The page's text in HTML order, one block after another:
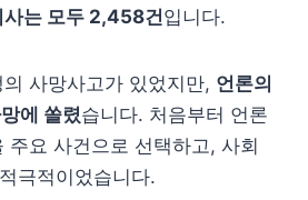
사는 모두 2,458건입니다.
사망사고가 있었지만, 언론의
에 쏠렸습니다. 처음부터 언론
주요 사건으로 선택하고, 사회
극적이었습니다.